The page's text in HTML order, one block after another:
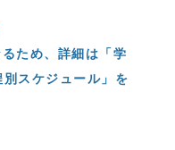
ため、詳細は「学
スケジュール」を